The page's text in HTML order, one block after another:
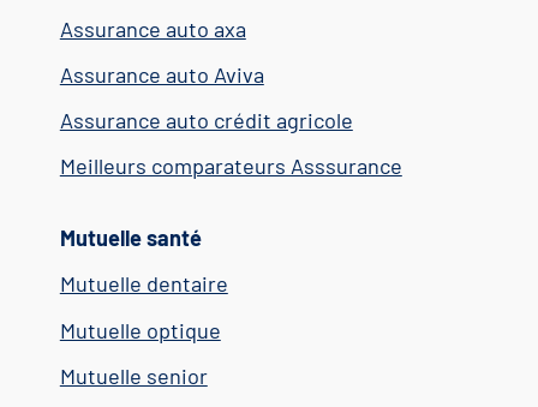
Assurance auto axa
Assurance auto Aviva
Assurance auto crédit agricole
Meilleurs comparateurs Asssurance
Mutuelle santé
Mutuelle dentaire
Mutuelle optique
Mutuelle senior